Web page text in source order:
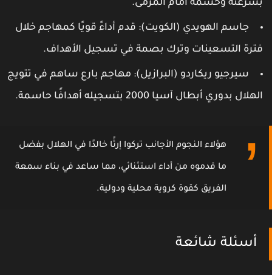
وحسمه أمام المرمى.
جاسم الهويدي (الكويت): قدم أداءً قويًا كمهاجم خلال
التسعينات وترك بصمة في تسجيل الأهداف.
سيرجيو ريكاردو (البرازيل): مهاجم بارع ساهم في تتويج
بدوري أبطال آسيا 2000 بتسجيله أهدافًا حاسمة.
هؤلاء النجوم الأجانب تركوا إرثًا خالدًا في الهلال بفضل
ما قدموه من أداء استثنائي، مما ساعد في بناء سمعة
الفريق كقوة كروية محلية ودولية.
أسئلة شائعة